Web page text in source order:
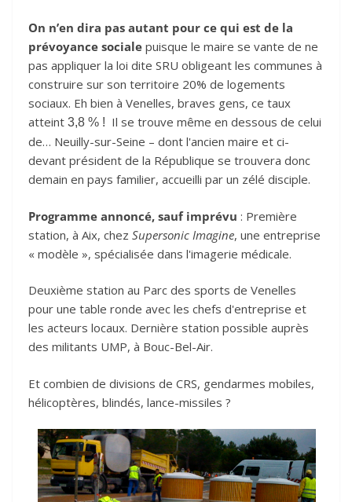
On n’en dira pas autant pour ce qui est de la
prévoyance sociale puisque le maire se vante de ne
pas appliquer la loi dite SRU obligeant les communes à
construire sur son territoire 20% de logements
sociaux. Eh bien à Venelles, braves gens, ce taux
atteint 3,8 % ! Il se trouve même en dessous de celui
de… Neuilly-sur-Seine – dont l'ancien maire et ci-
devant président de la République se trouvera donc
demain en pays familier, accueilli par un zélé disciple.
Programme annoncé, sauf imprévu : Première
station, à Aix, chez Supersonic Imagine, une entreprise
« modèle », spécialisée dans l'imagerie médicale.
Deuxième station au Parc des sports de Venelles
pour une table ronde avec les chefs d'entreprise et
les acteurs locaux. Dernière station possible auprès
des militants UMP, à Bouc-Bel-Air.
Et combien de divisions de CRS, gendarmes mobiles,
hélicoptères, blindés, lance-missiles ?